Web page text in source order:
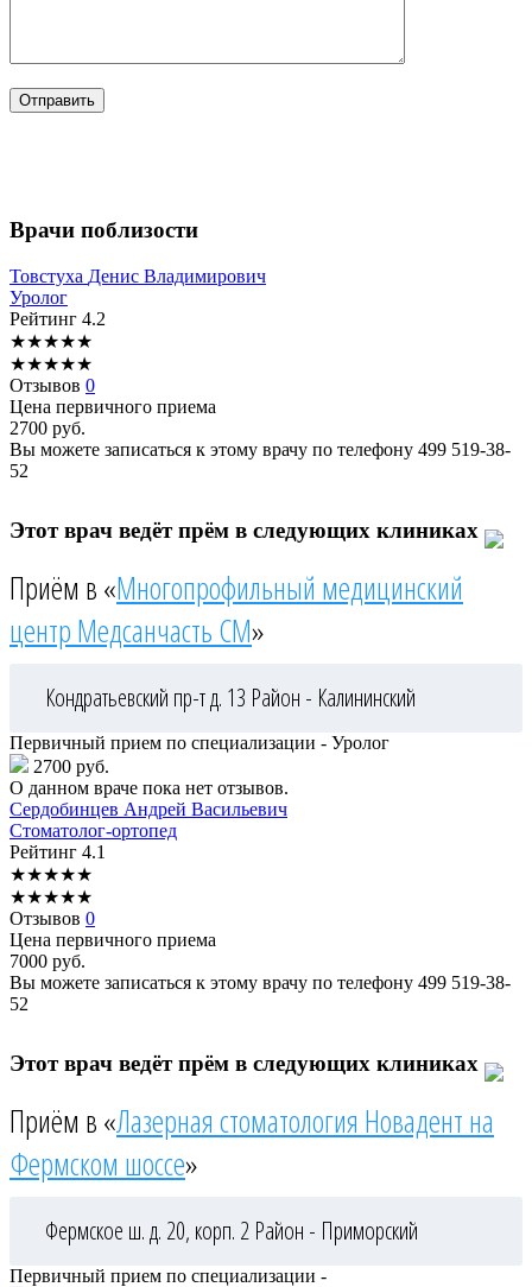
Врачи поблизости
Товстуха Денис Владимирович
Уролог
Рейтинг 4.2
★★★★★
★★★★★
Отзывов 0
Цена первичного приема
2700 руб.
Вы можете записаться к этому врачу по телефону 499 519-38-
52
Этот врач ведёт прём в следующих клиниках
Приём в «Многопрофильный медицинский
центр Медсанчасть СМ»
Кондратьевский пр-т д. 13 Район - Калининский
Первичный прием по специализации - Уролог
2700 руб.
О данном враче пока нет отзывов.
Сердобинцев Андрей Васильевич
Стоматолог-ортопед
Рейтинг 4.1
★★★★★
★★★★★
Отзывов 0
Цена первичного приема
7000 руб.
Вы можете записаться к этому врачу по телефону 499 519-38-
52
Этот врач ведёт прём в следующих клиниках
Приём в «Лазерная стоматология Новадент на
Фермском шоссе»
Фермское ш. д. 20, корп. 2 Район - Приморский
Первичный прием по специализации -